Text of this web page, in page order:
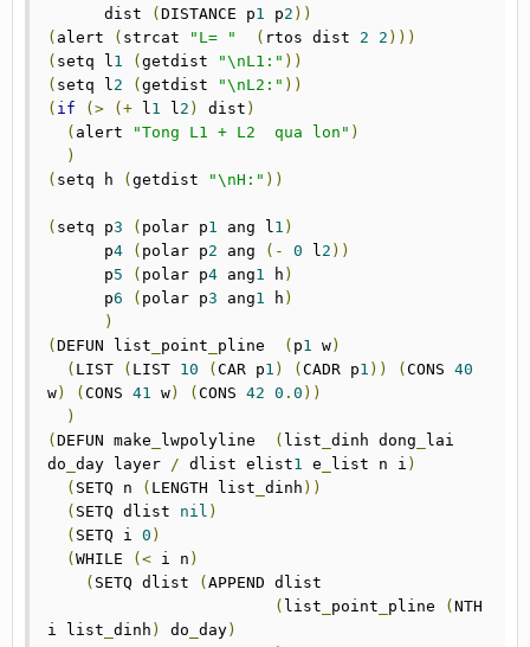
      dist
( DISTANCE p1 p2 ))
( alert ( strcat "L= " ( rtos dist 2 2 )))
( setq l1 ( getdist "\nL1:" ))
( setq l2 ( getdist "\nL2:" ))
( if (> (+ l1 l2 ) dist )
( alert "Tong L1 + L2  qua lon" )
)
( setq h ( getdist "\nH:" ))
( setq p3 ( polar p1 ang l1 )
      p
4 ( polar p2 ang (- 0 l2 ))
      p
5 ( polar p4 ang1 h )
      p
6 ( polar p3 ang1 h )
)
( DEFUN list point pline ( p1 w)
( LIST ( LIST 10 ( CAR p1 ) ( CADR p1 )) ( CONS 40
w) ( CONS 41 w) ( CONS 42 0 . 0 ))
)
( DEFUN make lwpolyline ( list dinh dong
lai
do day layer / dlist elist1 e list n i )
( SETQ n ( LENGTH list dinh ))
( SETQ dlist nil )
( SETQ i 0 )
( WHILE (< i n )
( SETQ dlist ( APPEND dlist
( list point pline ( NTH
i list dinh ) do day)